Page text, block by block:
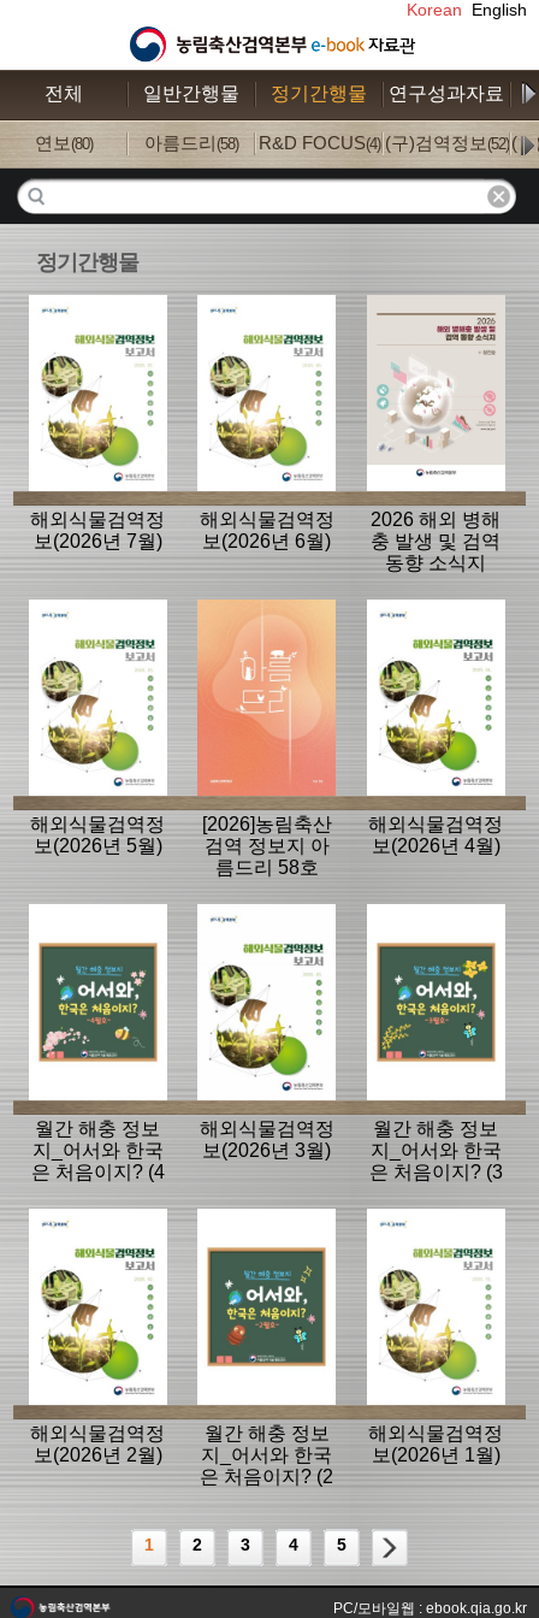
Korean English
전체 일반간행물 정기간행물 연구성과자료
연보(80) 아름드리(58) R&D FOCUS(4) (구)검역정보 (52) (
정기간행물
해외식물검역정
보(2026년 7월)
해외식물검역정
보(2026년 6월)
2026 해외 병해
충 발생 및 검역
동향 소식지
해외식물검역정
보(2026년 5월)
[2026]농림축산
검역 정보지 아
름드리 58호
해외식물검역정
보(2026년 4월)
월간 해충 정보
지_어서와 한국
은 처음이지? (4
해외식물검역정
보(2026년 3월)
월간 해충 정보
지_어서와 한국
은 처음이지? (3
해외식물검역정
보(2026년 2월)
월간 해충 정보
지_어서와 한국
은 처음이지? (2
해외식물검역정
보(2026년 1월)
1 2 3 4 5
PC/모바일웹 : ebook.qia.go.kr